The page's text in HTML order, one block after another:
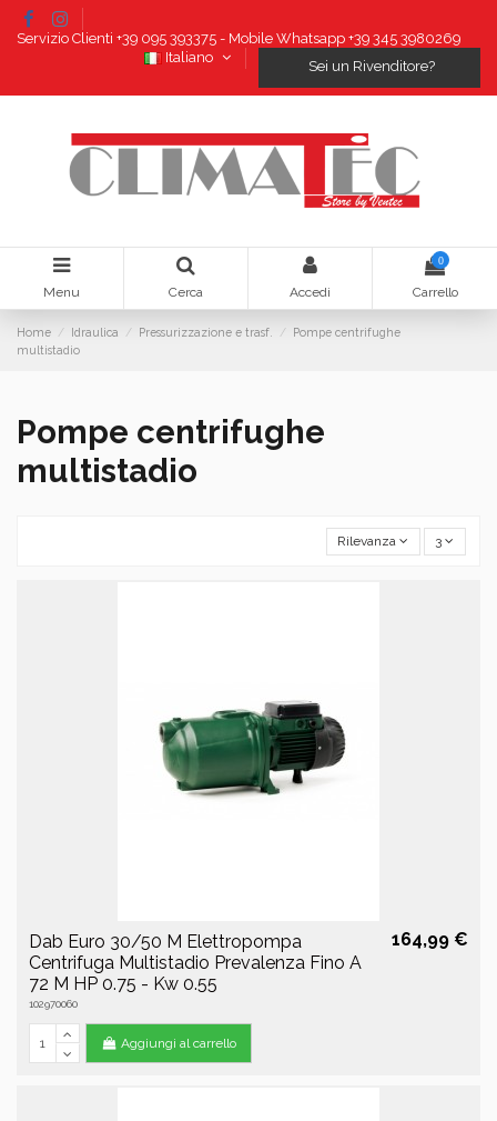
Servizio Clienti +39 095 393375 - Mobile Whatsapp +39 345 3980269
Italiano
Sei un Rivenditore?
Menu Cerca Accedi
0
Carrello
Home Idraulica Pressurizzazione e trasf.
Pompe centrifughe
multistadio
Pompe centrifughe
multistadio
Rilevanza 3
Dab Euro 30/50 M Elettropompa
Centrifuga Multistadio Prevalenza Fino A
72 M HP 0.75 - Kw 0.55
102970060
164,99 €
Aggiungi al carrello